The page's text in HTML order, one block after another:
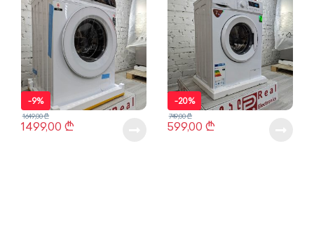
-9%
1499,00 ₾
1649,00₾
-20%
599,00₾
749,00₾